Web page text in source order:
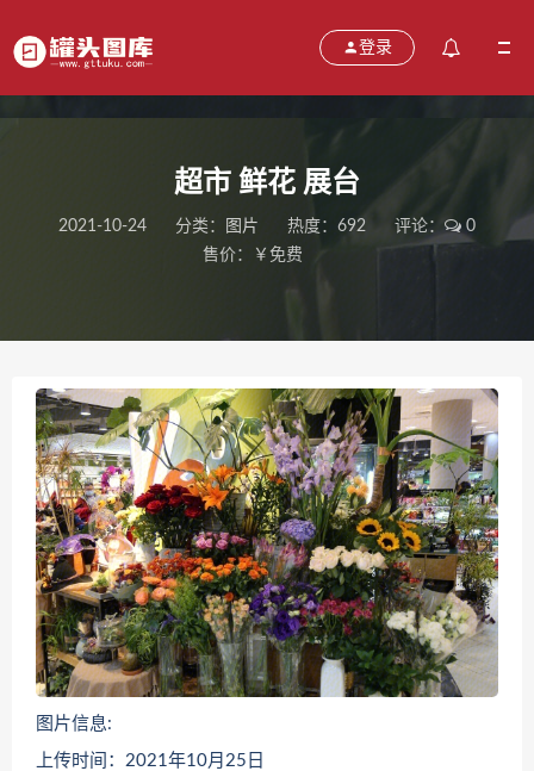
登录
超市 鲜花 展台
2021-10-24 分类： 图片 热度：692 评论：
0
售价：￥免费
图片信息:
上传时间：2021年10月25日